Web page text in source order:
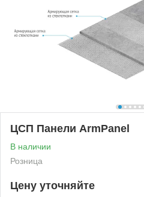
ЦСП Панели ArmPanel
В наличии
Розница
Цену уточняйте